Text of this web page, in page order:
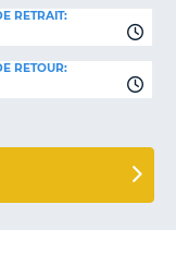
RETRAIT:
RETOUR: